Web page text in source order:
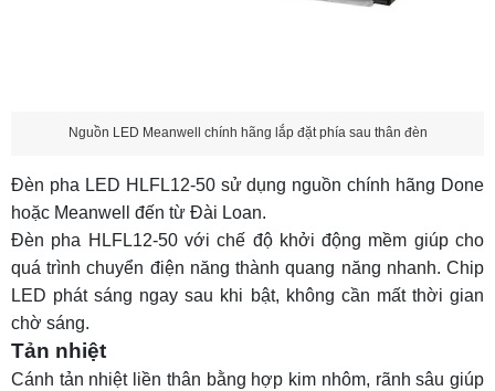
Nguồn LED Meanwell chính hãng lắp đặt phía sau thân đèn
Đèn pha LED HLFL12-50 sử dụng nguồn chính hãng Done
hoặc Meanwell đến từ Đài Loan.
Đèn pha HLFL12-50 với chế độ khởi động mềm giúp cho
quá trình chuyển điện năng thành quang năng nhanh. Chip
LED phát sáng ngay sau khi bật, không cần mất thời gian
chờ sáng.
Tản nhiệt
Cánh tản nhiệt liền thân bằng hợp kim nhôm, rãnh sâu giúp